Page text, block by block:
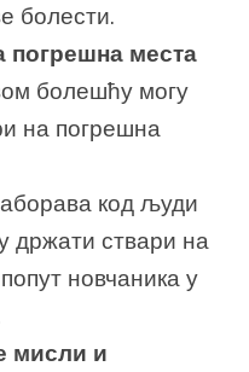
болести.
места
болешћу могу
на погрешна
код људи
држати ствари на
новчаника у
мисли и